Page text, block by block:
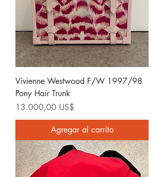
Vivienne Westwood F/W 1997/98
Pony Hair Trunk
Precio
13.000,00 US$
Agregar al carrito